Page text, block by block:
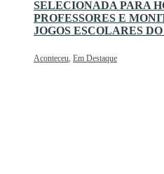
SELECIONADA PARA
PROFESSORES E
JOGOS ESCOLARES
Aconteceu, Em Destaque